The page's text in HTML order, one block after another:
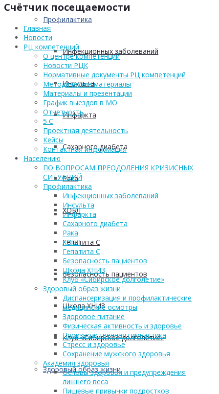
Профилактика
Инфекционных заболеваний
Инсульта
Инфаркта
Сахарного диабета
Рака
ХОБЛ
Гепатита С
Безопасность пациентов
Школа ХНИЗ
Клуб «Сибирское долголетие»
Здоровый образ жизни
Счётчик посещаемости
Главная
Новости
РЦ компетенций
О центре компетенций
Новости РЦК
Нормативные документы РЦ компетенций
Методические материалы
Материалы и презентации
График выездов в МО
Отчетность
5 С
Проектная деятельность
Кейсы
Контактная информация
Населению
ПО ВОПРОСАМ ПРЕОДОЛЕНИЯ КРИЗИСНЫХ
СИТУАЦИЙ
Профилактика
Инфекционных заболеваний
Инсульта
Инфаркта
Сахарного диабета
Рака
ХОБЛ
Гепатита С
Безопасность пациентов
Школа ХНИЗ
Клуб «Сибирское долголетие»
Здоровый образ жизни
Диспансеризация и профилактические
медицинские осмотры
Здоровое питание
Физическая активность и здоровье
Производственная гимнастика
Стресс и здоровье
Сохранение мужского здоровья
Академия здоровья
Основы здоровья и предупреждения
лишнего веса
Пищевые привычки подростков